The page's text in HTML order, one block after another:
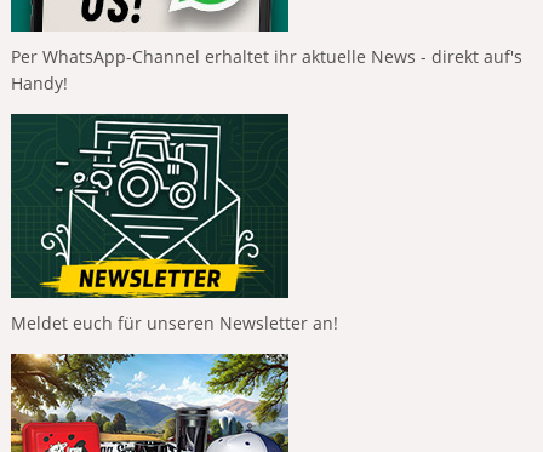
Per WhatsApp-Channel erhaltet ihr aktuelle News - direkt auf's
Handy!
Meldet euch für unseren Newsletter an!